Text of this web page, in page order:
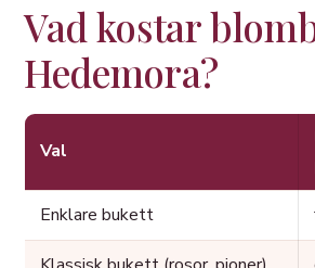
Vad kostar
Hedemora?
Val
Enklare bukett